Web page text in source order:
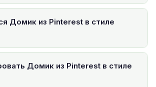
Домик из Pinterest в стиле
Домик из Pinterest в стиле